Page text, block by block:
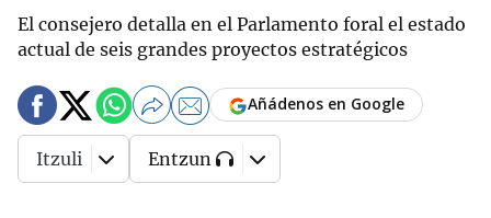
El consejero detalla en el Parlamento foral el estado
actual de seis grandes proyectos estratégicos
Añádenos en Google
Itzuli Entzun